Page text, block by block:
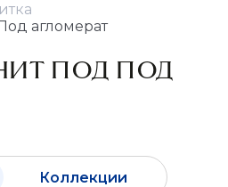
агломерат
ПОД ПОД
Коллекции